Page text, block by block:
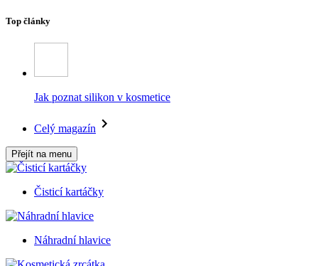
Top články
Jak poznat silikon v kosmetice
Celý magazín
Přejít na menu
Čisticí kartáčky
Náhradní hlavice